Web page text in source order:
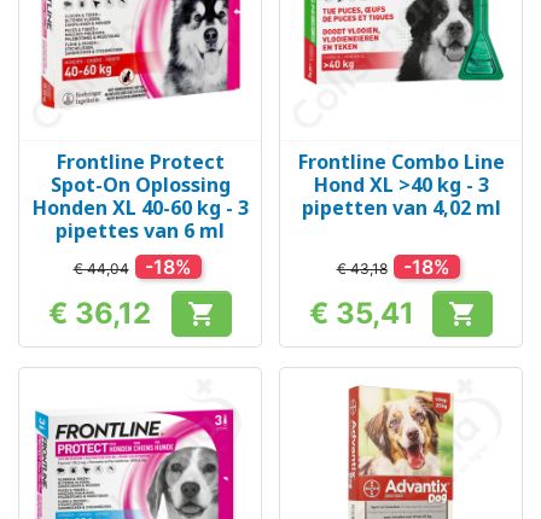
Frontline Protect
Spot-On Oplossing
Honden XL 40-60 kg - 3
pipettes van 6 ml
€ 44,04 -18%
Prijs
€ 36,12 
Frontline Combo Line
Hond XL >40 kg - 3
pipetten van 4,02 ml
€ 43,18 -18%
Prijs
€ 35,41 